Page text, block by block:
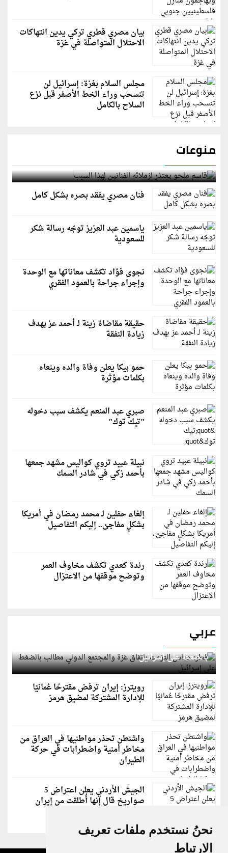
نحنُ نستخدم ملفات تعريف
الارتباط
بيان مصري قطري تركي يدين انتهاكات
الاحتلال المتواصلة في غزة
مجلس السلام بغزة: إسرائيل لن
تنسحب وراء الخط الأصفر قبل نزع
السلاح بالكامل
منوعات
قاسم ملحو يعتذر لزملائه الفنانين لهذا السبب
فنان مصري يفقد بصره بشكل كامل
ياسمين عبد العزيز توجّه رسالة شكر
للسعودية
نجوى فؤاد تكشف معاناتها مع الوحدة
وإجراء جراحة بالعمود الفقري
حقيقة مقاضاة زينة لـ أحمد عز بهدف
زيادة النفقة
حمو بيكا يعلن وفاة والده وينعاه
بكلمات مؤثرة
صبري عبد المنعم يكشف سبب دخوله
"تيك توك"
نبيلة عبيد تروي كواليس مشهد جمعها
بأحمد زكي في شادر السمك
إلغاء حفلين لـ محمد رمضان في أمريكا
بشكلٍ مفاجئ.. إليكم التفاصيل
رندة كعدي تكشف مخاوف العمر
وتوضح موقفها من الاعتزال
عربي
قطر: حماس التزمت باتفاق غزة والمجتمع الدولي مطالب
بالضغط على إسرائيل
رويترز: إيران ترفض مقترحًا عُمانيًا
للإدارة المشتركة لمضيق هرمز
واشنطن تحذر مواطنيها في العراق من
مخاطر أمنية واضطرابات في حركة
الطيران
الجيش الأردني يعلن اعتراض 5
صواريخ قال إنها أُطلقت من إيران